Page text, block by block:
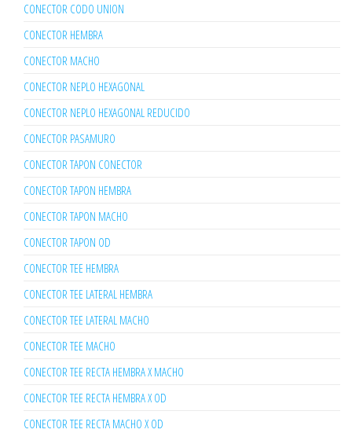
CONECTOR CODO UNION
CONECTOR HEMBRA
CONECTOR MACHO
CONECTOR NEPLO HEXAGONAL
CONECTOR NEPLO HEXAGONAL REDUCIDO
CONECTOR PASAMURO
CONECTOR TAPON CONECTOR
CONECTOR TAPON HEMBRA
CONECTOR TAPON MACHO
CONECTOR TAPON OD
CONECTOR TEE HEMBRA
CONECTOR TEE LATERAL HEMBRA
CONECTOR TEE LATERAL MACHO
CONECTOR TEE MACHO
CONECTOR TEE RECTA HEMBRA X MACHO
CONECTOR TEE RECTA HEMBRA X OD
CONECTOR TEE RECTA MACHO X OD